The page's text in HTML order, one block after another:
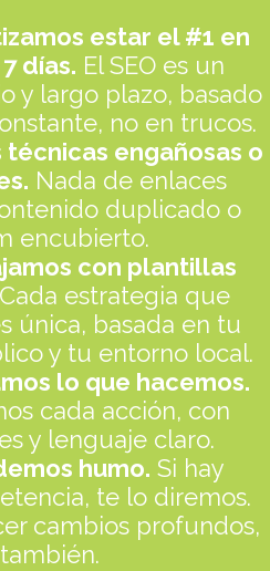
estar el #1 en
días. El SEO es un
y largo plazo, basado
no en trucos.
técnicas engañosas o
Nada de enlaces
duplicado o
encubierto.
con plantillas
Cada estrategia que
única, basada en tu
y tu entorno local.
lo que hacemos.
cada acción, con
y lenguaje claro.
humo. Si hay
te lo diremos.
cambios profundos,
también.